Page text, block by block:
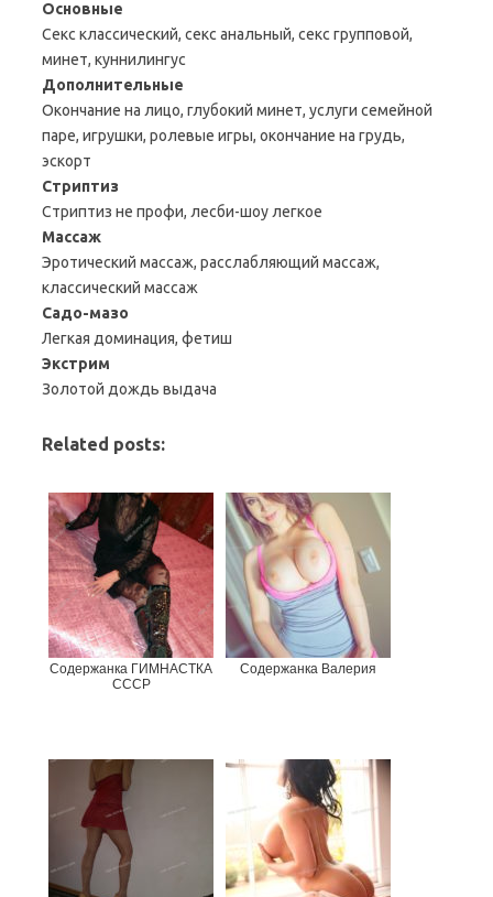
Основные
Секс классический, секс анальный, секс групповой,
минет, куннилингус
Дополнительные
Окончание на лицо, глубокий минет, услуги семейной
паре, игрушки, ролевые игры, окончание на грудь,
эскорт
Стриптиз
Стриптиз не профи, лесби-шоу легкое
Массаж
Эротический массаж, расслабляющий массаж,
классический массаж
Садо-мазо
Легкая доминация, фетиш
Экстрим
Золотой дождь выдача
Related posts:
Содержанка ГИМНАСТКА
СССР
Содержанка Валерия